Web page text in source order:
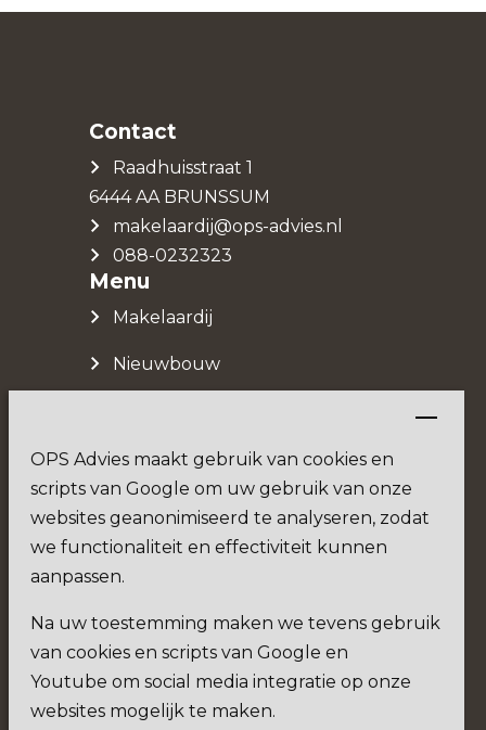
OPS Advies maakt gebruik van cookies en
scripts van Google om uw gebruik van onze
websites geanonimiseerd te analyseren, zodat
we functionaliteit en effectiviteit kunnen
aanpassen.
Na uw toestemming maken we tevens gebruik
van cookies en scripts van Google en
Youtube om social media integratie op onze
websites mogelijk te maken.
Contact
Raadhuisstraat 1
6444 AA BRUNSSUM
makelaardij@ops-advies.nl
088-0232323
Menu
Makelaardij
Nieuwbouw
Social
9.3
Verkoopgemiddelde